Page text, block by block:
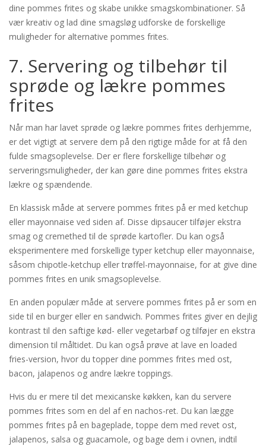
dine pommes frites og skabe unikke smagskombinationer. Så
vær kreativ og lad dine smagsløg udforske de forskellige
muligheder for alternative pommes frites.
7. Servering og tilbehør til
sprøde og lækre pommes
frites
Når man har lavet sprøde og lækre pommes frites derhjemme,
er det vigtigt at servere dem på den rigtige måde for at få den
fulde smagsoplevelse. Der er flere forskellige tilbehør og
serveringsmuligheder, der kan gøre dine pommes frites ekstra
lækre og spændende.
En klassisk måde at servere pommes frites på er med ketchup
eller mayonnaise ved siden af. Disse dipsaucer tilføjer ekstra
smag og cremethed til de sprøde kartofler. Du kan også
eksperimentere med forskellige typer ketchup eller mayonnaise,
såsom chipotle-ketchup eller trøffel-mayonnaise, for at give dine
pommes frites en unik smagsoplevelse.
En anden populær måde at servere pommes frites på er som en
side til en burger eller en sandwich. Pommes frites giver en dejlig
kontrast til den saftige kød- eller vegetarbøf og tilføjer en ekstra
dimension til måltidet. Du kan også prøve at lave en loaded
fries-version, hvor du topper dine pommes frites med ost,
bacon, jalapenos og andre lækre toppings.
Hvis du er mere til det mexicanske køkken, kan du servere
pommes frites som en del af en nachos-ret. Du kan lægge
pommes frites på en bageplade, toppe dem med revet ost,
jalapenos, salsa og guacamole, og bage dem i ovnen, indtil